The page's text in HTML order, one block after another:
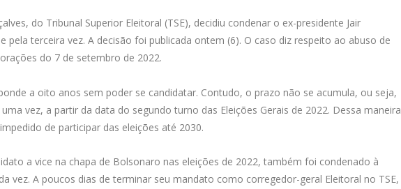
do Tribunal Superior Eleitoral (TSE), decidiu condenar o ex-presidente Jair
pela terceira vez. A decisão foi publicada ontem (6). O caso diz respeito ao abuso de
do 7 de setembro de 2022.
a oito anos sem poder se candidatar. Contudo, o prazo não se acumula, ou seja,
vez, a partir da data do segundo turno das Eleições Gerais de 2022. Dessa maneira
de participar das eleições até 2030.
a vice na chapa de Bolsonaro nas eleições de 2022, também foi condenado à
vez. A poucos dias de terminar seu mandato como corregedor-geral Eleitoral no TSE,